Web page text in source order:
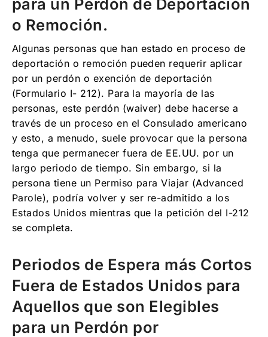
para un Perdón de Deportación
o Remoción.
Algunas personas que han estado en proceso de
deportación o remoción pueden requerir aplicar
por un perdón o exención de deportación
(Formulario I- 212). Para la mayoría de las
personas, este perdón (waiver) debe hacerse a
través de un proceso en el Consulado americano
y esto, a menudo, suele provocar que la persona
tenga que permanecer fuera de EE.UU. por un
largo periodo de tiempo. Sin embargo, si la
persona tiene un Permiso para Viajar (Advanced
Parole), podría volver y ser re-admitido a los
Estados Unidos mientras que la petición del I-212
se completa.
Periodos de Espera más Cortos
Fuera de Estados Unidos para
Aquellos que son Elegibles
para un Perdón por